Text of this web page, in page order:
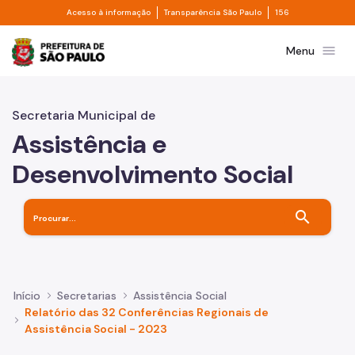
Pular para o Conteúdo principal
Acesso à informação Divisor de acesso à informação
Transparência São Paulo Divisor de
156
Prefeitura de São PauloMenu menu
Secretaria Municipal de
Assistência e
Desenvolvimento Social
search
Início Secretarias
Assistência Social
Relatório das 32 Conferências Regionais de
Assistência Social - 2023